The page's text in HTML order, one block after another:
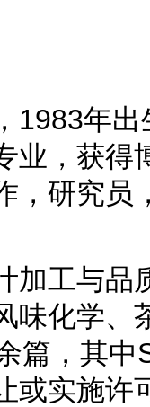
年出
业，获得
，研究员
工与品
味化学、
篇，其
或实施许